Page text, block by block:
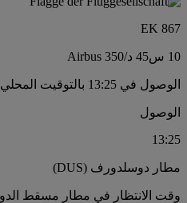
EK 867
10 س 45 د /
Airbus 350
الوصول في 13:25 بالتوقيت المحلي إلى مطار دوسلدورف (DUS)
الوصول
13:25
مطار دوسلدورف (DUS)